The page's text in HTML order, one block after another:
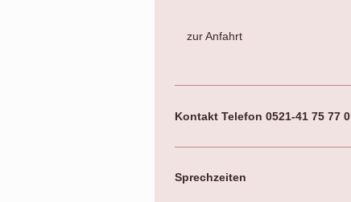
zur Anfahrt
Kontakt Telefon 0521-41 75 77 0
Sprechzeiten